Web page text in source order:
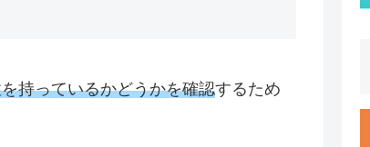
持っているかどうかを確認するため